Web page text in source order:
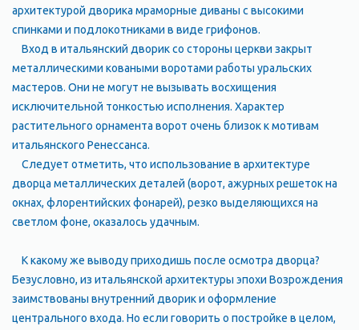
архитектурой дворика мраморные диваны с высокими
спинками и подлокотниками в виде грифонов.
Вход в итальянский дворик со стороны церкви закрыт
металлическими коваными воротами работы уральских
мастеров. Они не могут не вызывать восхищения
исключительной тонкостью исполнения. Характер
растительного орнамента ворот очень близок к мотивам
итальянского Ренессанса.
Следует отметить, что использование в архитектуре
дворца металлических деталей (ворот, ажурных решеток на
окнах, флорентийских фонарей), резко выделяющихся на
светлом фоне, оказалось удачным.
К какому же выводу приходишь после осмотра дворца?
Безусловно, из итальянской архитектуры эпохи Возрождения
заимствованы внутренний дворик и оформление
центрального входа. Но если говорить о постройке в целом,